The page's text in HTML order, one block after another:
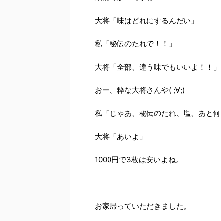
大将「味はどれにするんだい」
私「秘伝のたれで！！」
大将「全部、違う味でもいいよ！！」
おー、粋な大将さんや( ;∀;)
私「じゃあ、秘伝のたれ、塩、あと
大将「あいよ」
1000円で3枚は安いよね。
お家帰っていただきました。